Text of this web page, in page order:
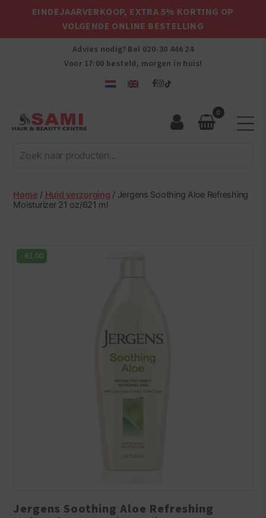
EINDEJAARVERKOOP, EXTRA 5% KORTING OP
VOLGENDE ONLINE BESTELLING
Advies nodig? Bel 020-30 446 24
Voor 17:00 besteld, morgen in huis!
Afro
Hair
Beauty
Centre
0
Home / Huid verzorging / Jergens Soothing Aloe Refreshing
Moisturizer 21 oz/621 ml
-€1.00
Jergens Soothing Aloe Refreshing